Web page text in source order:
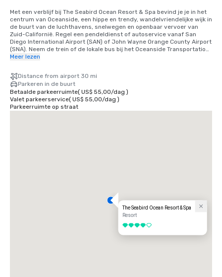
Met een verblijf bij The Seabird Ocean Resort & Spa bevind je je in het
centrum van Oceanside, een hippe en trendy, wandelvriendelijke wijk in
de buurt van de luchthavens, snelwegen en openbaar vervoer van
Zuid-Californië. Regel een pendeldienst of autoservice vanaf San
Diego International Airport (SAN) of John Wayne Orange County Airport
(SNA). Neem de trein of de lokale bus bij het Oceanside Transportation
Center, op slechts enkele minuten lopen van het hotel.
Meer lezen
Distance from airport 30 mi
Parkeren in de buurt
Betaalde parkeerruimte( US$ 55,00/dag )
Valet parkeerservice( US$ 55,00/dag )
Parkeerruimte op straat
The Seabird Ocean Resort & Spa
Resort
4 van 5